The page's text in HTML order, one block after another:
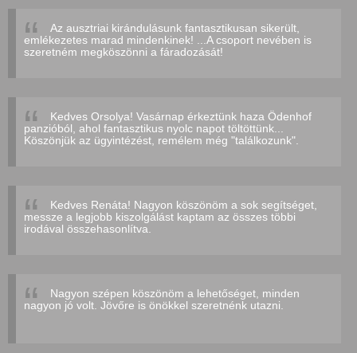
Az ausztriai kirándulásunk fantasztikusan sikerült,
emlékezetes marad mindenkinek! ...A csoport nevében is
szeretném megköszönni a fáradozását!
Kedves Orsolya! Vasárnap érkeztünk haza Ödenhof
panzióból, ahol fantasztikus nyolc napot töltöttünk...
Köszönjük az ügyintézést, remélem még "találkozunk".
Kedves Renáta! Nagyon köszönöm a sok segítséget,
messze a legjobb kiszolgálást kaptam az összes többi
irodával összehasonlítva.
Nagyon szépen köszönöm a lehetőséget, minden
nagyon jó volt. Jövőre is önökkel szeretnénk utazni.